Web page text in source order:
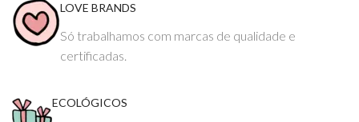
LOVE BRANDS
Só trabalhamos com marcas de qualidade e
certificadas.
ECOLÓGICOS